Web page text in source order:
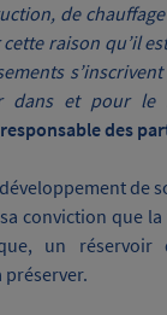
de chauffage
raison qu’il
dans et pour le
des
de
conviction que
un réservoir
préserver.